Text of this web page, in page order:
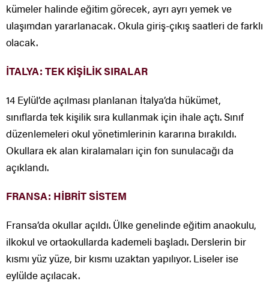
kümeler halinde eğitim görecek, ayrı ayrı yemek ve
ulaşımdan yararlanacak. Okula giriş-çıkış saatleri de farklı
olacak.
İTALYA: TEK KİŞİLİK SIRALAR
14 Eylül’de açılması planlanan İtalya’da hükümet,
sınıflarda tek kişilik sıra kullanmak için ihale açtı. Sınıf
düzenlemeleri okul yönetimlerinin kararına bırakıldı.
Okullara ek alan kiralamaları için fon sunulacağı da
açıklandı.
FRANSA: HİBRİT SİSTEM
Fransa’da okullar açıldı. Ülke genelinde eğitim anaokulu,
ilkokul ve ortaokullarda kademeli başladı. Derslerin bir
kısmı yüz yüze, bir kısmı uzaktan yapılıyor. Liseler ise
eylülde açılacak.